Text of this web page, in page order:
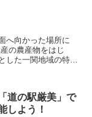
へ向かった場所に
の農産物をはじ
した一関地域の特産
道の駅厳美」で
しよう！